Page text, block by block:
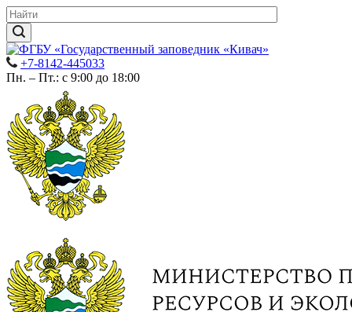
+7-8142-445033
Пн. – Пт.: с 9:00 до 18:00